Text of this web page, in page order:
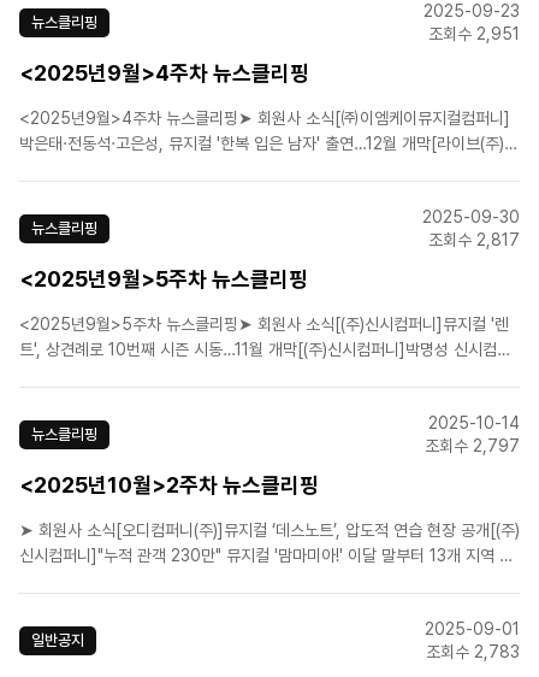
드라마 같은 트레일러 영상 공개![..
뉴스클리핑
2025-09-23
조회수 2,951
<2025년9월>4주차 뉴스클리핑
<2025년9월>4주차 뉴스클리핑➤ 회원사 소식[㈜이엠케이뮤지컬컴퍼니]
박은태·전동석·고은성, 뮤지컬 '한복 입은 남자' 출연…12월 개막[라이브(주)]
료[(주)쇼노트]뮤지컬 '멤피스'..
뉴스클리핑
2025-09-30
조회수 2,817
<2025년9월>5주차 뉴스클리핑
<2025년9월>5주차 뉴스클리핑➤ 회원사 소식[(주)신시컴퍼니]뮤지컬 '렌
트', 상견례로 10번째 시즌 시동…11월 개막[(주)신시컴퍼니]박명성 신시컴퍼
뮤지컬컴퍼니]뮤지컬 '한복 입은 남자', 상견례..
뉴스클리핑
2025-10-14
조회수 2,797
<2025년10월>2주차 뉴스클리핑
➤ 회원사 소식[오디컴퍼니(주)]뮤지컬 ‘데스노트’, 압도적 연습 현장 공개[(주)
신시컴퍼니]"누적 관객 230만" 뮤지컬 '맘마미아!' 이달 말부터 13개 지역 간
개![에스앤코(주)]블록버스터 뮤지컬 &..
일반공지
2025-09-01
조회수 2,783